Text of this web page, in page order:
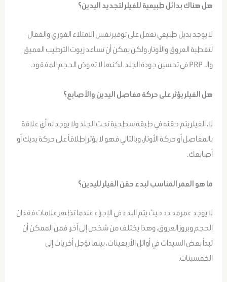
هل هناك بدائل طبيعية للفيلر لتجديد اليدين؟
لا يوجد بديل طبيعي تعمل على توفير نفس الامتلاء الفوري والفعال
لتغطية العروق والأوتار، ولكن يمكن أن تساعد زيوت الترطيب العميق
والـ PRP في تحسين جودة الجلد، لكنها لا تعوض الحجم المفقود.
هل الفيلر يؤثر على حركة مفاصل اليدين والأصابع؟
لا، الفيلر يتم حقنه في طبقة سطحية تحت الجلد ولا يوجد له أي علاقة
بالمفاصل أو حركة الأوتار، وبالتالي فهو لا يؤثر إطلاقاً على حركة يديك أو
أصابعك.
ما هو العمر المناسب لبدء حقن الفيلر لليدين؟
لا يوجد عمر محدد حيث يتم البدء في الإجراء عندما تظهر علامات فقدان
الحجم وبروز العروق، وهذا يختلف من شخص إلى آخر، فمن الممكن أن
تبدأ بعض السيدات في أوائل الأربعينات، بينما تؤجل أخريات إلى
الخمسينات.